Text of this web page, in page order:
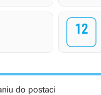
12
do postaci